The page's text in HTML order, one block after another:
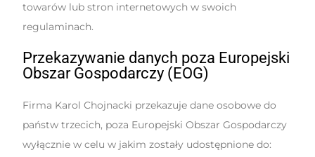
towarów lub stron internetowych w swoich
regulaminach.
Przekazywanie danych poza Europejski
Obszar Gospodarczy (EOG)
Firma Karol Chojnacki przekazuje dane osobowe do
państw trzecich, poza Europejski Obszar Gospodarczy
wyłącznie w celu w jakim zostały udostępnione do: